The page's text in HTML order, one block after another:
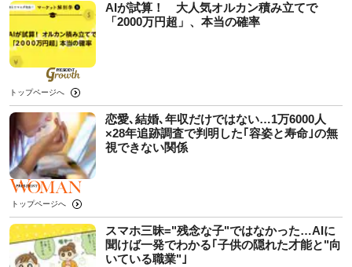
AIが試算！ 大人気オルカン積み立てで
「2000万円超」、本当の確率
トップページへ
恋愛､結婚､年収だけではない…1万6000人
×28年追跡調査で判明した｢容姿と寿命｣の無
視できない関係
トップページへ
スマホ三昧="残念な子"ではなかった…AIに
聞けば一発でわかる｢子供の隠れた才能と"向
いている職業"｣